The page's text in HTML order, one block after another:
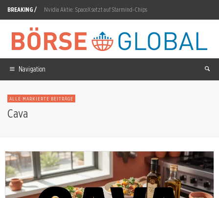
BREAKING / Nvidia Aktie: SpaceX setzt auf Starmind-Chips
OHB Aktie: Rekordauftrag, Kursverfall
Nel ASA Aktie: Auftragseingang steigt um 224 Prozent
Bajaj Mobility vor der nächsten Bilanz-Prüfung
Cash statt Code: Warum Berkshire jetzt schlägt, was SaaS verspricht
Navigation
ALLE MARKIERTE BEITRÄGE
Cava